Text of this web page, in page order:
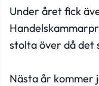
Under året fick
stolta över då det
Nästa år kommer